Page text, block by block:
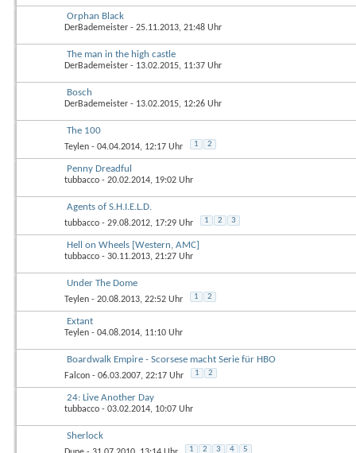
Orphan Black
DerBademeister - 25.11.2013, 21:48 Uhr
The man in the high castle
DerBademeister - 13.02.2015, 11:37 Uhr
Bosch
DerBademeister - 13.02.2015, 12:26 Uhr
The 100
Teylen - 04.04.2014, 12:17 Uhr 1 2
Penny Dreadful
tubbacco - 20.02.2014, 19:02 Uhr
Agents of S.H.I.E.L.D.
tubbacco - 29.08.2012, 17:29 Uhr 1 2 3
Hell on Wheels [Western, AMC]
tubbacco - 30.11.2013, 21:27 Uhr
Under The Dome
Teylen - 20.08.2013, 22:52 Uhr 1 2
Extant
Teylen - 04.08.2014, 11:10 Uhr
Boardwalk Empire - Scorsese macht Serie für HBO
Falcon - 06.03.2007, 22:17 Uhr 1 2
24: Live Another Day
tubbacco - 03.02.2014, 10:07 Uhr
Sherlock
1 2 3 4 5